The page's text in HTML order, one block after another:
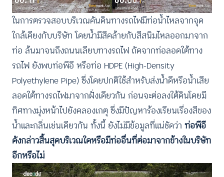
ในการตรวจสอบบริเวณคันดินทางรถไฟมีท่อน้ำไหลจากจุด
ใกล้เคียงกับบริษัท โดยน้ำมีสีคล้ายกับสีสนิมไหลออกมาจาก
ท่อ ล้นมาจนถึงถนนเลียบทางรถไฟ ถัดจากท่อลอดใต้ทาง
รถไฟ ยังพบท่อพีอี หรือท่อ HDPE (High-Density
Polyethylene Pipe) ซึ่งโดยปกติใช้สำหรับส่งน้ำดีหรือน้ำเสีย
ลอดใต้ทางรถไฟมาจากฝั่งเดียวกัน ก่อนจะต่อลงใต้ดินโดยมี
ทิศทางมุ่งหน้าไปยังคลองเกตุ ซึ่งมีปัญหาร้องเรียนเรื่องสีของ
น้ำและกลิ่นเช่นเดียวกัน ทั้งนี้ ยังไม่มีข้อมูลที่แน่ชัดว่า ท่อพีอี
ดังกล่าวสิ้นสุดบริเวณใดหรือมีท่ออื่นที่ต่อมาจากข้างในบริษัท
อีกหรือไม่